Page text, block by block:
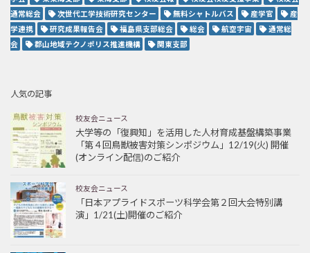
通常総会
次世代工学技術研究センター 無料シャトルバス 産学官
産
学連携
研究成果報告会 福島県支部総会 総会 航空宇宙
通常総
会
郡山地域テクノポリス推進機構 関東支部
人気の記事
校友会ニュース
大学等の「復興知」を活用した人材育成基盤構築事業
「第４回鳥獣被害対策シンポジウム」12/19(火) 開催
(オンライン配信)のご紹介
校友会ニュース
「日本アプライドスポーツ科学会第２回大会特別講
演」1/21(土)開催のご紹介